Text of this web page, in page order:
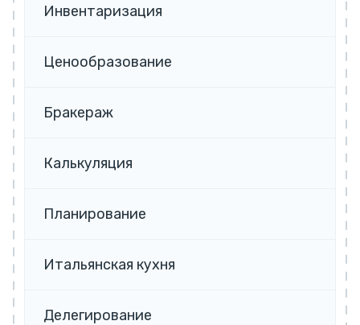
Инвентаризация
Ценообразование
Бракераж
Калькуляция
Планирование
Итальянская кухня
Делегирование